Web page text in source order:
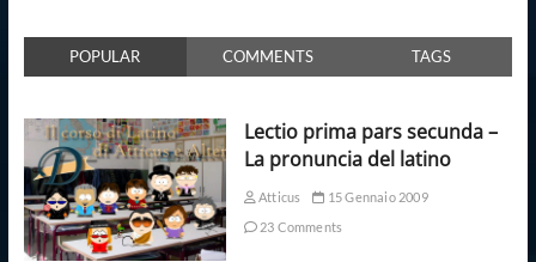
POPULAR COMMENTS TAGS
Lectio prima pars secunda –
La pronuncia del latino
Atticus
15 Gennaio 2009
23 Comments